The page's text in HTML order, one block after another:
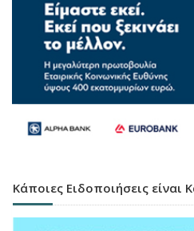
Κάποιες Ειδοποιήσεις είναι